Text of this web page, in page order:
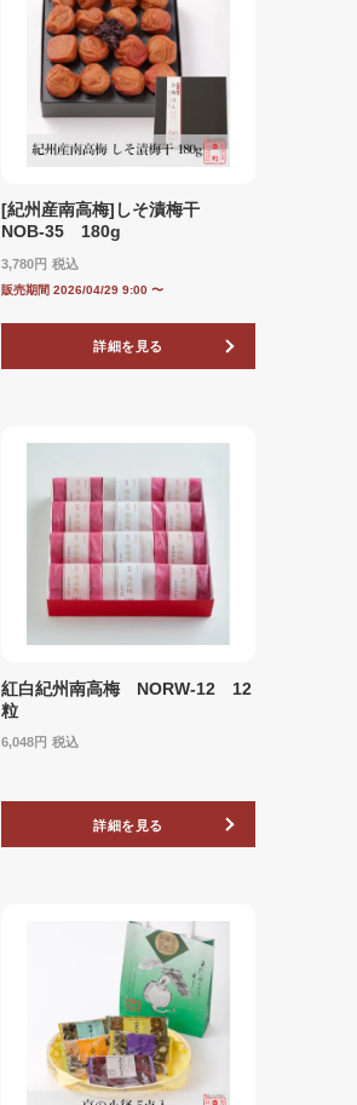
[紀州産南高梅]しそ漬梅干
NOB‐35 180g
3,780 税込
販売期間 2026/04/29 9:00 〜
詳細を見る
紅白紀州南高梅 NORW-12 12
粒
6,048 税込
詳細を見る